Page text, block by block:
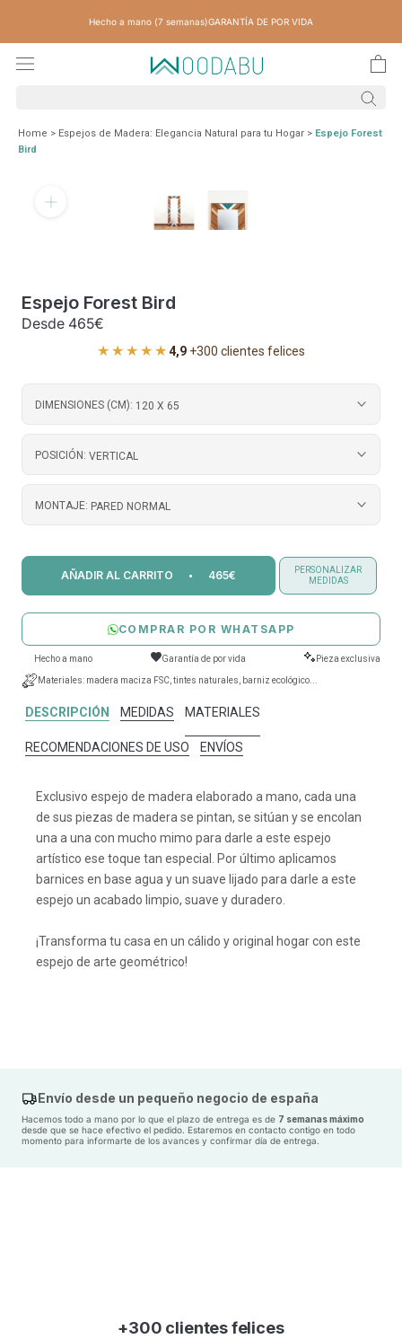
Hecho a mano (7 semanas)GARANTÍA DE POR VIDA
Home > Espejos de Madera: Elegancia Natural para tu Hogar > Espejo Forest
Bird
Espejo Forest Bird
Desde 465€
★★★★★4,9·+300 clientes felices
DIMENSIONES (CM): 120 X 65
POSICIÓN: VERTICAL
MONTAJE: PARED NORMAL
AÑADIR AL CARRITO 465€
PERSONALIZAR
MEDIDAS
COMPRAR POR WHATSAPP
Hecho a mano Garantía de por vida Pieza exclusiva
Materiales: madera maciza FSC, tintes naturales, barniz ecológico...
DESCRIPCIÓN MEDIDAS MATERIALES
RECOMENDACIONES DE USO ENVÍOS
Exclusivo espejo de madera elaborado a mano, cada una
de sus piezas de madera se pintan, se sitúan y se encolan
una a una con mucho mimo para darle a este espejo
artístico ese toque tan especial. Por último aplicamos
barnices en base agua y un suave lijado para darle a este
espejo un acabado limpio, suave y duradero.
¡Transforma tu casa en un cálido y original hogar con este
espejo de arte geométrico!
Envío desde un pequeño negocio de españa
Hacemos todo a mano por lo que el plazo de entrega es de 7 semanas máximo
desde que se hace efectivo el pedido. Estaremos en contacto contigo en todo
momento para informarte de los avances y confirmar día de entrega.
+300 clientes felices